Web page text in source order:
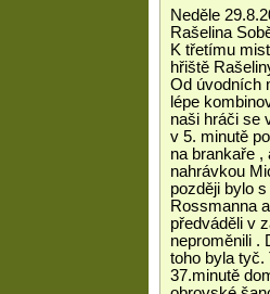
Neděle
Rašelina
K třetímu
hřiště
Od úvodních
lépe
naši hráči se
v 5. minutě
na brankaře ,
nahrávkou
později bylo
Rossmanna
předváděli v
neproměnili .
toho byla tyč.
37.minutě